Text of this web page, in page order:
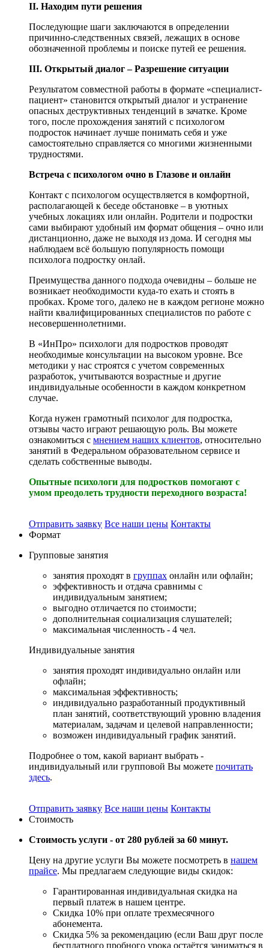
II. Находим пути решения
Последующие шаги заключаются в определении
причинно-следственных связей, лежащих в основе
обозначенной проблемы и поиске путей ее решения.
III. Открытый диалог – Разрешение ситуации
Результатом совместной работы в формате «специалист-
пациент» становится открытый диалог и устранение
опасных деструктивных тенденций в зачатке. Кроме
того, после прохождения занятий с психологом
подросток начинает лучше понимать себя и уже
самостоятельно справляется со многими жизненными
трудностями.
Встреча с психологом очно в Глазове и онлайн
Контакт с психологом осуществляется в комфортной,
располагающей к беседе обстановке – в уютных
учебных локациях или онлайн. Родители и подростки
сами выбирают удобный им формат общения – очно или
дистанционно, даже не выходя из дома. И сегодня мы
наблюдаем всё большую популярность помощи
психолога подростку онлай.
Преимущества данного подхода очевидны – больше не
возникает необходимости куда-то ехать и стоять в
пробках. Кроме того, далеко не в каждом регионе можно
найти квалифицированных специалистов по работе с
несовершеннолетними.
В «ИнПро» психологи для подростков проводят
необходимые консультации на высоком уровне. Все
методики у нас строятся с учетом современных
разработок, учитываются возрастные и другие
индивидуальные особенности в каждом конкретном
случае.
Когда нужен грамотный психолог для подростка,
отзывы часто играют решающую роль. Вы можете
ознакомиться с мнением наших клиентов, относительно
занятий в Федеральном образовательном сервисе и
сделать собственные выводы.
Опытные психологи для подростков помогают с
умом преодолеть трудности переходного возраста!
Отправить заявку Все наши цены Контакты
Формат
Групповые занятия
занятия проходят в группах онлайн или офлайн;
эффективность и отдача сравнимы с
индивидуальным занятием;
выгодно отличается по стоимости;
дополнительная социализация слушателей;
максимальная численность - 4 чел.
Индивидуальные занятия
занятия проходят индивидуально онлайн или
офлайн;
максимальная эффективность;
индивидуально разработанный продуктивный
план занятий, соответствующий уровню владения
материалам, задачам и целевой направленности;
возможен индивидуальный график занятий.
Подробнее о том, какой вариант выбрать -
индивидуальный или групповой Вы можете почитать
здесь.
Отправить заявку Все наши цены Контакты
Стоимость
Стоимость услуги - от 280 рублей за 60 минут.
Цену на другие услуги Вы можете посмотреть в нашем
прайсе. Мы предлагаем следующие виды скидок:
Гарантированная индивидуальная скидка на
первый платеж в нашем центре.
Скидка 10% при оплате трехмесячного
абонемента.
Скидка 5% за рекомендацию (если Ваш друг после
бесплатного пробного урока остаётся заниматься в